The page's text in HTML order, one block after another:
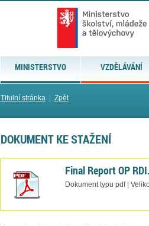
MINISTERSTVO VZDĚLÁVÁNÍ
Titulní stránka| Zpět
DOKUMENT KE STAŽENÍ
Final Report OP
Dokument typu pdf |